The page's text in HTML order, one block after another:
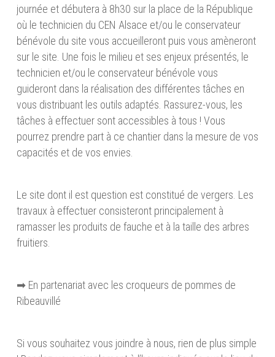
journée et débutera à 8h30 sur la place de la République
où le technicien du CEN Alsace et/ou le conservateur
bénévole du site vous accueilleront puis vous amèneront
sur le site. Une fois le milieu et ses enjeux présentés, le
technicien et/ou le conservateur bénévole vous
guideront dans la réalisation des différentes tâches en
vous distribuant les outils adaptés. Rassurez-vous, les
tâches à effectuer sont accessibles à tous ! Vous
pourrez prendre part à ce chantier dans la mesure de vos
capacités et de vos envies.
Le site dont il est question est constitué de vergers. Les
travaux à effectuer consisteront principalement à
ramasser les produits de fauche et à la taille des arbres
fruitiers.
➡ En partenariat avec les croqueurs de pommes de
Ribeauvillé
Si vous souhaitez vous joindre à nous, rien de plus simple